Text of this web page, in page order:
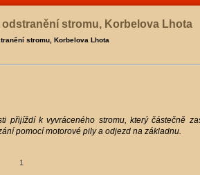
odstranění stromu, Korbelova Lhota
stromu, Korbelova Lhota
přijíždí k vyvráceného stromu, který částečně
pomocí motorové pily a odjezd na základnu.
1